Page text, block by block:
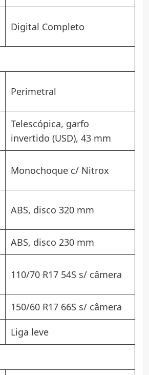
Digital Completo
Perimetral
Telescópica, garfo
invertido (USD), 43 mm
Monochoque c/ Nitrox
ABS, disco 320 mm
ABS, disco 230 mm
110/70 R17 54S s/ câmera
150/60 R17 66S s/ câmera
Liga leve